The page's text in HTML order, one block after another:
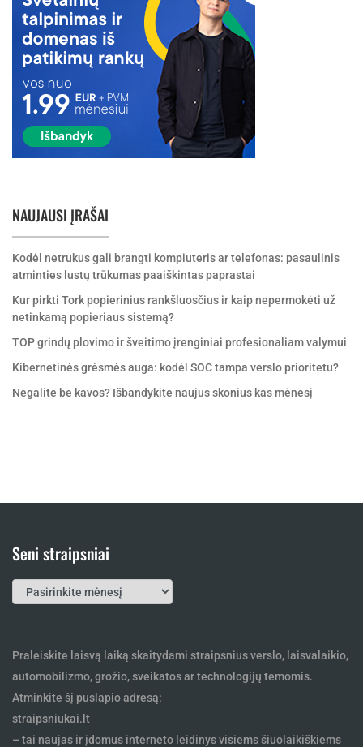
NAUJAUSI ĮRAŠAI
Kodėl netrukus gali brangti kompiuteris ar telefonas: pasaulinis
atminties lustų trūkumas paaiškintas paprastai
Kur pirkti Tork popierinius rankšluosčius ir kaip nepermokėti už
netinkamą popieriaus sistemą?
TOP grindų plovimo ir šveitimo įrenginiai profesionaliam valymui
Kibernetinės grėsmės auga: kodėl SOC tampa verslo prioritetu?
Negalite be kavos? Išbandykite naujus skonius kas mėnesį
Seni straipsniai
Seni
straipsniai
Praleiskite laisvą laiką skaitydami straipsnius verslo, laisvalaikio,
automobilizmo, grožio, sveikatos ar technologijų temomis.
Atminkite šį puslapio adresą:
straipsniukai.lt
– tai naujas ir įdomus interneto leidinys visiems šiuolaikiškiems